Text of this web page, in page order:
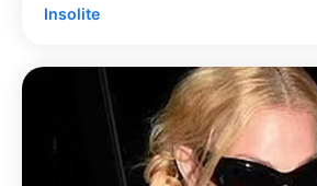
Insolite